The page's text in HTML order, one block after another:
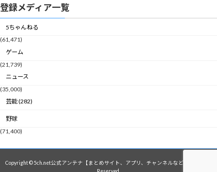
登録メディア一覧
5ちゃんねる
(61,471)
ゲーム
(21,739)
ニュース
(35,000)
芸能 (282)
野球
(71,400)
Copyright © 5ch.net公式アンテナ【まとめサイト、アプリ、チャンネルなど】 All Rights